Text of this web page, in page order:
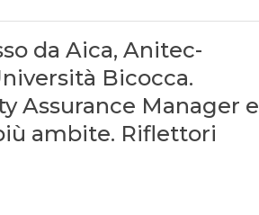
da Aica, Anitec-
Bicocca.
Assurance Manager e
ambite. Riflettori